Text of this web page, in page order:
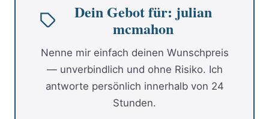
Dein Gebot für: julian
mcmahon
Nenne mir einfach deinen Wunschpreis
— unverbindlich und ohne Risiko. Ich
antworte persönlich innerhalb von 24
Stunden.